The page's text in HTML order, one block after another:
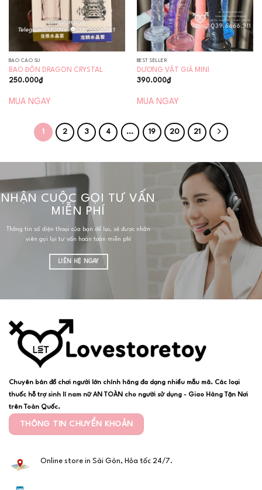
BAO CAO SU
BAO ĐÔN DRAGON CRYSTAL
250.000₫
MUA NGAY
BEST SELLER
DƯƠNG VẬT GIẢ MINI
390.000₫
MUA NGAY
1 2 3 4 … 19 20 21
NHẬN CUỘC GỌI TƯ VẤN
MIỄN PHÍ
Thông tin số điện thoại của bạn để lại, sẽ được nhân
viên gọi lại tư vấn hoàn toàn miễn phí
LIÊN HỆ NGAY
Chuyên bán đồ chơi người lớn chính hãng đa dạng nhiều mẫu mã. Các loại
thuốc hỗ trợ sinh lí nam nữ AN TOÀN cho người sử dụng - Giao Hàng Tận Nơi
trên Toàn Quốc.
THÔNG TIN CHUYỂN KHOẢN
Online store in Sài Gòn, Hỏa tốc 24/7.